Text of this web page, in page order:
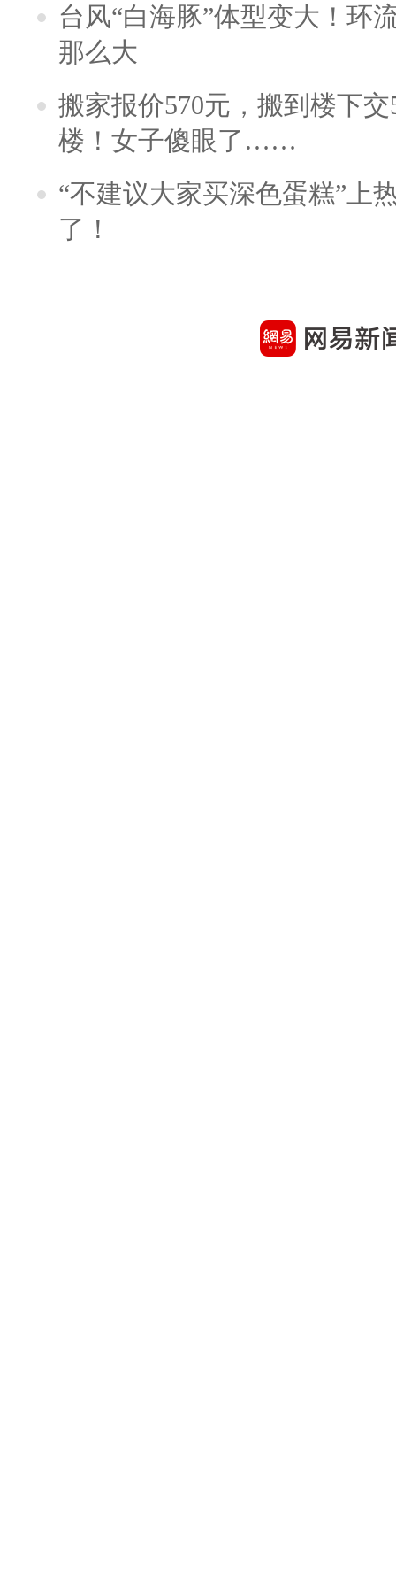
台风“白海豚”体型变大！环
那么大
搬家报价570元，搬到楼下
楼！女子傻眼了……
“不建议大家买深色蛋糕”上
了！